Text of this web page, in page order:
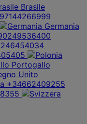
Brasile
Germania
Portogallo
Unito
+34662409255